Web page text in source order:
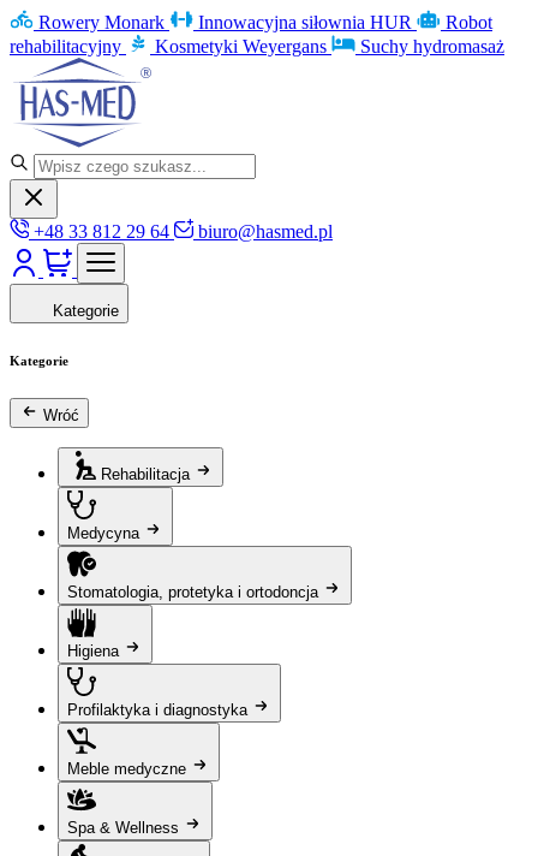
Rowery Monark Innowacyjna siłownia HUR
Robot
rehabilitacyjny
Kosmetyki Weyergans Suchy hydromasaż
+48 33 812 29 64 biuro@hasmed.pl
Kategorie
Kategorie
Wróć
Rehabilitacja
Medycyna
Stomatologia, protetyka i ortodoncja
Higiena
Profilaktyka i diagnostyka
Meble medyczne
Spa & Wellness